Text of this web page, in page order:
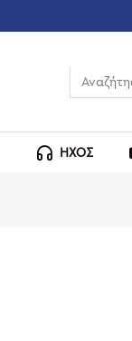
ΗΧΟΣ